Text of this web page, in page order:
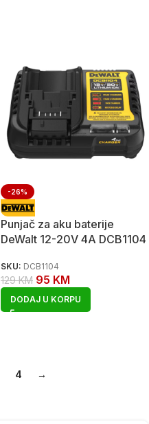
-26%
Punjač za aku baterije
DeWalt 12-20V 4A DCB1104
SKU: DCB1104
129KM 95 KM
DODAJ U KORPU
4 →